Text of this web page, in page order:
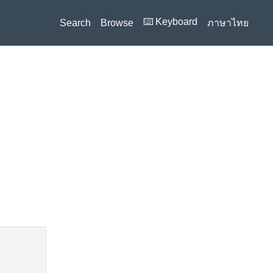
Search Browse ⌨️ Keyboard ภาษาไทย